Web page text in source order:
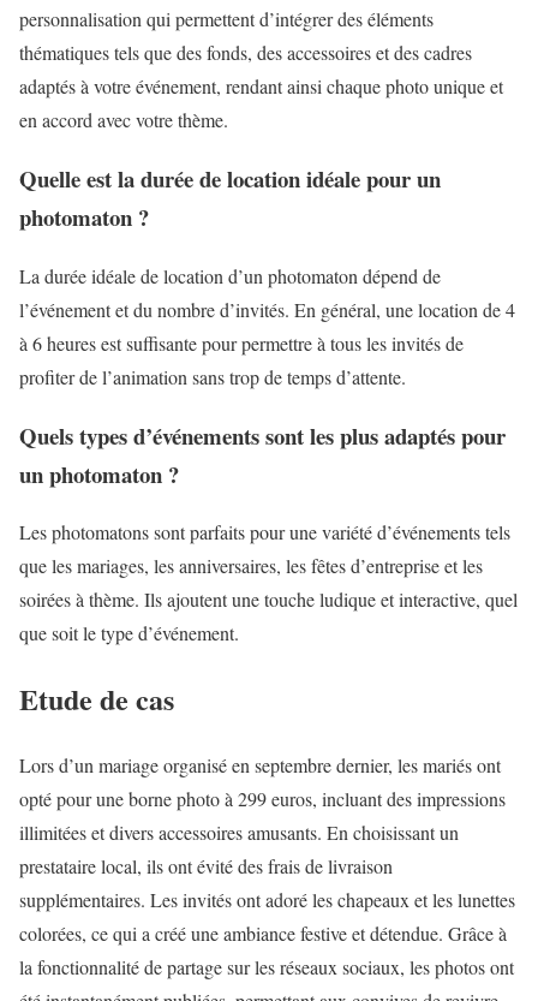
personnalisation qui permettent d’intégrer des éléments
thématiques tels que des fonds, des accessoires et des cadres
adaptés à votre événement, rendant ainsi chaque photo unique et
en accord avec votre thème.
Quelle est la durée de location idéale pour un
photomaton ?
La durée idéale de location d’un photomaton dépend de
l’événement et du nombre d’invités. En général, une location de 4
à 6 heures est suffisante pour permettre à tous les invités de
profiter de l’animation sans trop de temps d’attente.
Quels types d’événements sont les plus adaptés pour
un photomaton ?
Les photomatons sont parfaits pour une variété d’événements tels
que les mariages, les anniversaires, les fêtes d’entreprise et les
soirées à thème. Ils ajoutent une touche ludique et interactive, quel
que soit le type d’événement.
Etude de cas
Lors d’un mariage organisé en septembre dernier, les mariés ont
opté pour une borne photo à 299 euros, incluant des impressions
illimitées et divers accessoires amusants. En choisissant un
prestataire local, ils ont évité des frais de livraison
supplémentaires. Les invités ont adoré les chapeaux et les lunettes
colorées, ce qui a créé une ambiance festive et détendue. Grâce à
la fonctionnalité de partage sur les réseaux sociaux, les photos ont